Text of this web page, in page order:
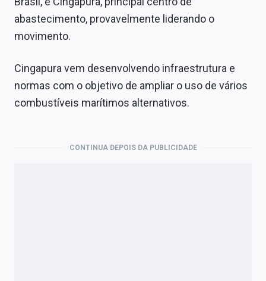
abastecimento, provavelmente liderando o
movimento.
Cingapura vem desenvolvendo infraestrutura e
normas com o objetivo de ampliar o uso de vários
combustíveis marítimos alternativos.
CONTINUA DEPOIS DA PUBLICIDADE